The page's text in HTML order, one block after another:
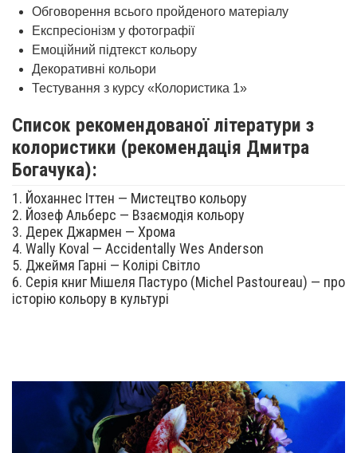
Обговорення всього пройденого матеріалу
Експресіонізм у фотографії
Емоційний підтекст кольору
Декоративні кольори
Тестування з курсу «Колористика 1»
Список рекомендованої літератури з
колористики (рекомендація Дмитра
Богачука):
1. Йоханнес Іттен — Мистецтво кольору
2. Йозеф Альберс — Взаємодія кольору
3. Дерек Джармен — Хрома
4. Wally Koval — Accidentally Wes Anderson
5. Джеймя Гарні — Колірі Світло
6. Серія книг Мішеля Пастуро (Michel Pastoureau) — про
історію кольору в культурі